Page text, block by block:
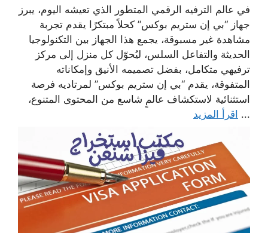
في عالم الترفيه الرقمي المتطور الذي تعيشه اليوم، يبرز
جهاز “بي إن ستريم بوكس” كحلاً مبتكرًا يقدم تجربة
مشاهدة غير مسبوقة، يجمع هذا الجهاز بين التكنولوجيا
الحديثة والتفاعل السلس، ليُحوّل كل منزل إلى مركز
ترفيهي متكامل، بفضل تصميمه الأنيق وإمكاناته
المتفوقة، يقدم “بي إن ستريم بوكس” لمرتاديه فرصة
استثنائية لاستكشاف عالمٍ شاسع من المحتوى المتنوع،
... اقرأ المزيد